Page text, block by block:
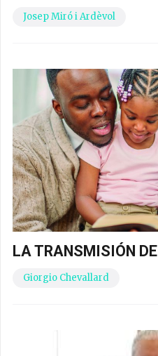
Josep Miró i Ardèvol
LA TRANSMISIÓN
Giorgio Chevallard